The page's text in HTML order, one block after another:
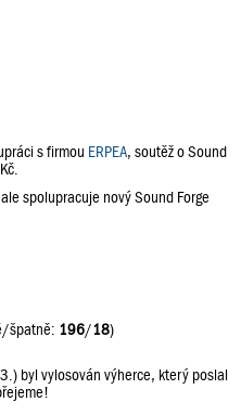
s firmou ERPEA, soutěž o Sound
spolupracuje nový Sound Forge
špatně: 196/18)
byl vylosován výherce, který poslal